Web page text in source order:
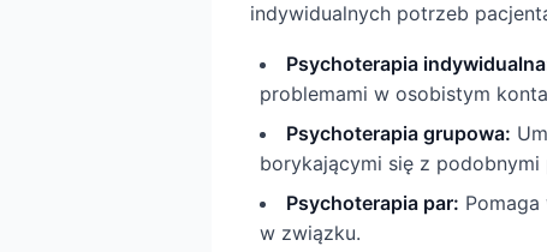
indywidualnych potrzeb
Psychoterapia
problemami w osobistym
Psychoterapia grupowa:
borykającymi się z podobnymi
Psychoterapia par:
w związku.